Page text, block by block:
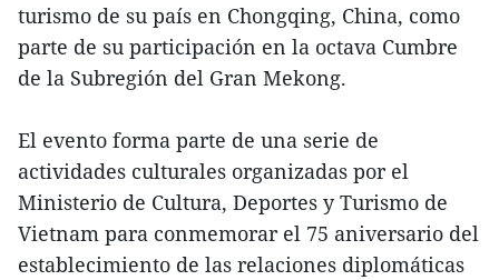
turismo de su país en Chongqing, China, como
parte de su participación en la octava Cumbre
de la Subregión del Gran Mekong.
El evento forma parte de una serie de
actividades culturales organizadas por el
Ministerio de Cultura, Deportes y Turismo de
Vietnam para conmemorar el 75 aniversario del
establecimiento de las relaciones diplomáticas